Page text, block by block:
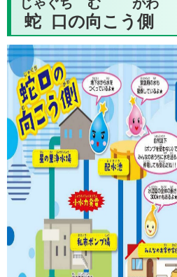
蛇口の向こう 側